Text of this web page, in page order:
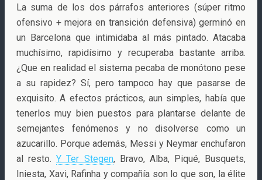
La suma de los dos párrafos anteriores (súper ritmo
ofensivo + mejora en transición defensiva) germinó en
un Barcelona que intimidaba al más pintado. Atacaba
muchísimo, rapidísimo y recuperaba bastante arriba.
¿Que en realidad el sistema pecaba de monótono pese
a su rapidez? Sí, pero tampoco hay que pasarse de
exquisito. A efectos prácticos, aun simples, había que
tenerlos muy bien puestos para plantarse delante de
semejantes fenómenos y no disolverse como un
azucarillo. Porque además, Messi y Neymar enchufaron
al resto.Y Ter Stegen, Bravo, Alba, Piqué, Busquets,
Iniesta, Xavi, Rafinha y compañía son lo que son, la élite